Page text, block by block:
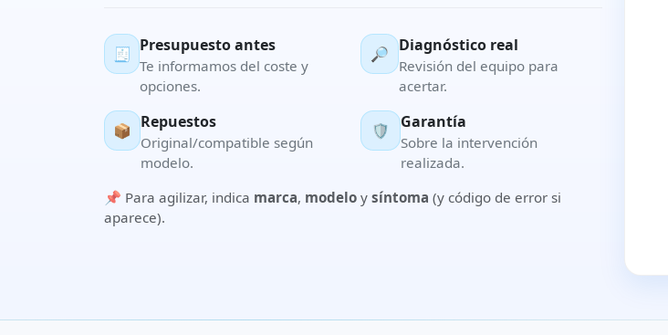
🧾 Presupuesto antes
Te informamos del coste y
opciones.
🔎 Diagnóstico real
Revisión del equipo para
acertar.
📦 Repuestos
Original/compatible según
modelo.
🛡️ Garantía
Sobre la intervención
realizada.
📌 Para agilizar, indica marca, modelo y síntoma (y código de error si
aparece).